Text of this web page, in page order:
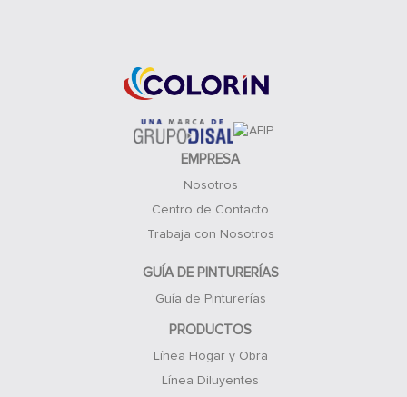
EMPRESA
Nosotros
Centro de Contacto
Trabaja con Nosotros
GUÍA DE PINTURERÍAS
Guía de Pinturerías
PRODUCTOS
Línea Hogar y Obra
Línea Diluyentes